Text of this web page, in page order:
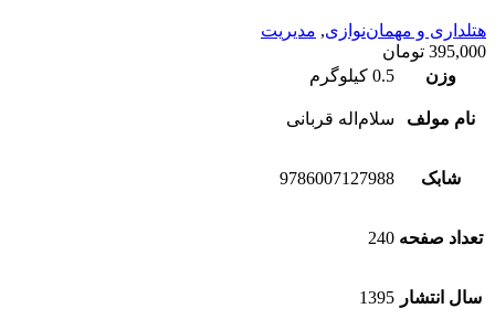
هتلداری و مهمان‌نوازی, مدیریت
395,000 تومان
وزن
0.5 کیلوگرم
نام مولف سلام‌اله قربانی
شابک 9786007127988
تعداد صفحه 240
سال انتشار 1395